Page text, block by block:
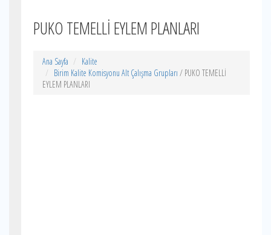
PUKO TEMELLİ EYLEM PLANLARI
Ana Sayfa
Kalite
Birim Kalite Komisyonu Alt Çalışma Grupları / PUKO TEMELLİ
EYLEM PLANLARI